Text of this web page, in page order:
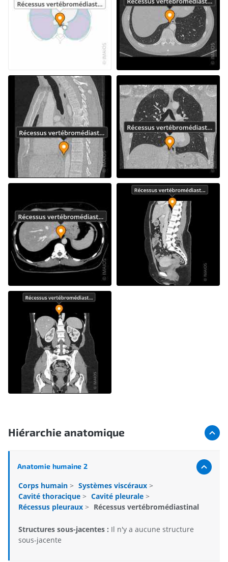
Hiérarchie anatomique
Anatomie humaine 2
Corps humain > Systèmes viscéraux >
Cavité thoracique > Cavité pleurale >
Récessus pleuraux > Récessus vertébromédiastinal
Structures sous-jacentes : Il n'y a aucune structure
sous-jacente